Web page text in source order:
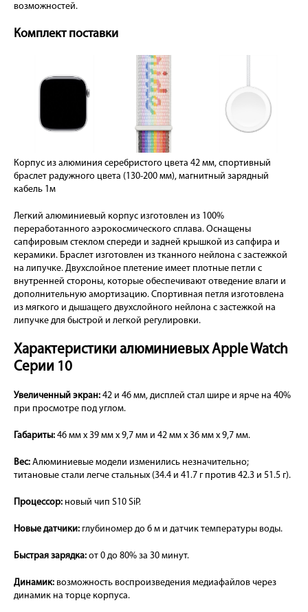
возможностей.
Комплект поставки
Корпус из алюминия серебристого цвета 42 мм, спортивный
браслет радужного цвета (130-200 мм), магнитный зарядный
кабель 1м
Легкий алюминиевый корпус изготовлен из 100%
переработанного аэрокосмического сплава. Оснащены
сапфировым стеклом спереди и задней крышкой из сапфира и
керамики. Браслет изготовлен из тканного нейлона с застежкой
на липучке. Двухслойное плетение имеет плотные петли с
внутренней стороны, которые обеспечивают отведение влаги и
дополнительную амортизацию. Спортивная петля изготовлена
из мягкого и дышащего двухслойного нейлона с застежкой на
липучке для быстрой и легкой регулировки.
Характеристики алюминиевых Apple Watch
Серии 10
Увеличенный экран: 42 и 46 мм, дисплей стал шире и ярче на 40%
при просмотре под углом.
Габариты: 46 мм x 39 мм x 9,7 мм и 42 мм x 36 мм x 9,7 мм.
Вес: Алюминиевые модели изменились незначительно;
титановые стали легче стальных (34.4 и 41.7 г против 42.3 и 51.5 г).
Процессор: новый чип S10 SiP.
Новые датчики: глубиномер до 6 м и датчик температуры воды.
Быстрая зарядка: от 0 до 80% за 30 минут.
Динамик: возможность воспроизведения медиафайлов через
динамик на торце корпуса.